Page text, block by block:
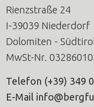
Rienzstraße 24
I-39039 Niederdorf
Dolomiten -
MwSt-Nr.
Telefon (+39) 349
E-Mail